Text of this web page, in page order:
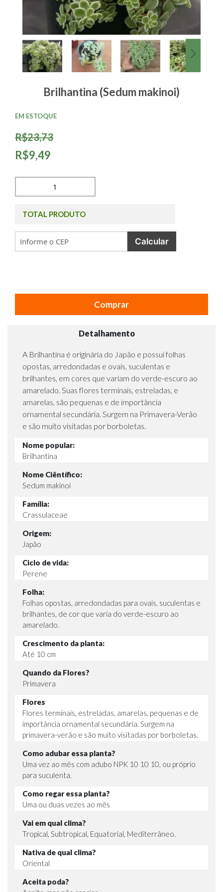
Brilhantina (Sedum makinoi)
R$23,73
R$9,49
EM ESTOQUE
TOTAL PRODUTO
Calcular
Comprar
Detalhamento
A Brilhantina é originária do Japão e possui folhas
opostas, arredondadas e ovais, suculentas e
brilhantes, em cores que variam do verde-escuro ao
amarelado. Suas flores terminais, estreladas, e
amarelas, são pequenas e de importância
ornamental secundária. Surgem na Primavera-Verão
e são muito visitadas por borboletas.
Nome popular:
Brilhantina
Nome Ciêntífico:
Sedum makinoi
Família:
Crassulaceae
Origem:
Japão
Ciclo de vida:
Perene
Folha:
Folhas opostas, arredondadas para ovais, suculentas e
brilhantes, de cor que varia do verde-escuro ao
amarelado.
Crescimento da planta:
Até 10 cm
Quando da Flores?
Primavera
Flores
Flores terminais, estreladas, amarelas, pequenas e de
importância ornamental secundária. Surgem na
primavera-verão e são muito visitadas por borboletas.
Como adubar essa planta?
Uma vez ao mês com adubo NPK 10 10 10, ou próprio
para suculenta.
Como regar essa planta?
Uma ou duas vezes ao mês
Vai em qual clima?
Tropical, Subtropical, Equatorial, Mediterrâneo.
Nativa de qual clima?
Oriental
Aceita poda?